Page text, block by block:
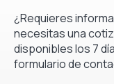
¿Requieres
necesitas una
disponibles los 7
formulario de